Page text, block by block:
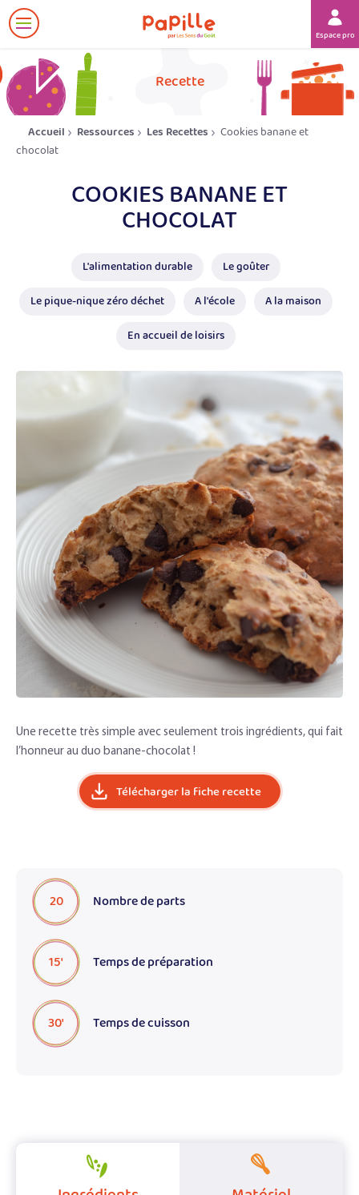
Afficher
le
Espace
Recette
Accueil Ressources Les Recettes
Cookies banane et
chocolat
COOKIES BANANE ET
CHOCOLAT
L'alimentation durable Le goûter
Le pique-nique zéro déchet A l'école A la maison
En accueil de loisirs
Une recette très simple avec seulement trois ingrédients, qui fait
l’honneur au duo banane-chocolat !
Télécharger la fiche recette
20 Nombre de parts
15' Temps de préparation
30' Temps de cuisson